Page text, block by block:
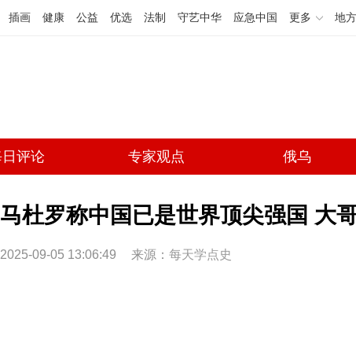
插画 健康 公益 优选 法制 守艺中华 应急中国 更多 地
评论 专家观点 俄乌
马杜罗称中国已是世界顶尖强国 大
2025-09-05 13:06:49 来源： 每天学点史